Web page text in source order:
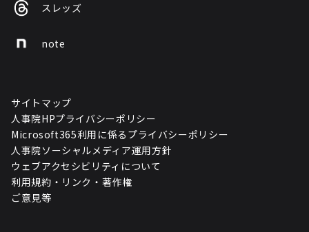
スレッズ
note
サイトマップ
人事院HPプライバシーポリシー
Microsoft365利用に係るプライバシーポリシー
人事院ソーシャルメディア運用方針
ウェブアクセシビリティについて
利用規約・リンク・著作権
ご意見等